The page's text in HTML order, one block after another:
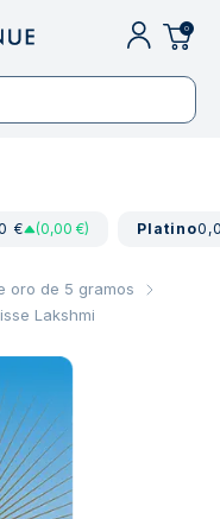
0
€ (0,00 €) Platino
oro de 5 gramos
Lakshmi